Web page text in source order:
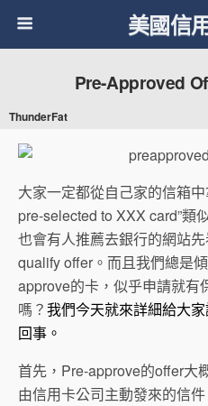
美國信
Pre-Approved
ThunderFat
大家一定都從自己家的信箱
pre-selected to XXX card”類
也會有人推薦去銀行的網站
qualify offer。而且我們總是
approve的卡，似乎申請就有
嗎？我們今天就來詳細給大
回事。
首先，Pre-approve的offer大
由信用卡公司主動發來的信